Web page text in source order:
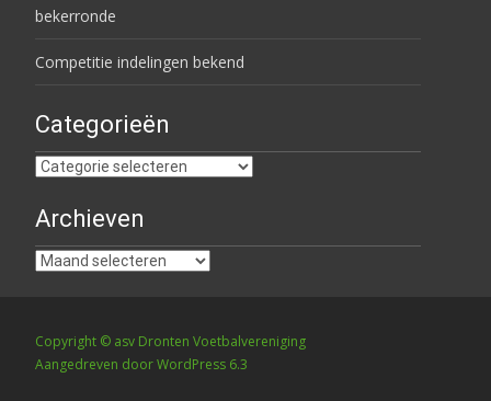
bekerronde
Competitie indelingen bekend
Categorieën
Categorieën
Archieven
Archieven
Copyright © asv Dronten Voetbalvereniging
Aangedreven door WordPress 6.3